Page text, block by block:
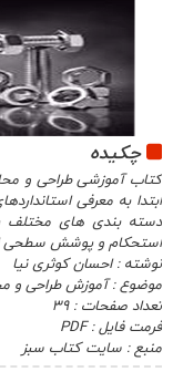
چکیده
کتاب آموزشی طراحی و
ابتدا به معرفی
دسته بندی های مختلف
استحکام و پوشش سطحی
نوشته : احسان کوثری نیا
موضوع : آموزش طراحی و
تعداد صفحات : 39
فرمت فایل : PDF
منبع : سایت کتاب سبز